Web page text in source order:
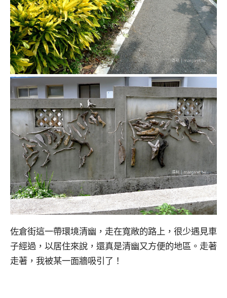
佐倉街這一帶環境清幽，走在寬敞的路上，很少遇見車
子經過，以居住來說，還真是清幽又方便的地區。走著
走著，我被某一面牆吸引了！